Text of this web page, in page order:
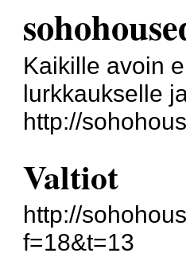
Kaikille avoin
lurkkaukselle
http://
Valtiot
http://
f=18&t=13